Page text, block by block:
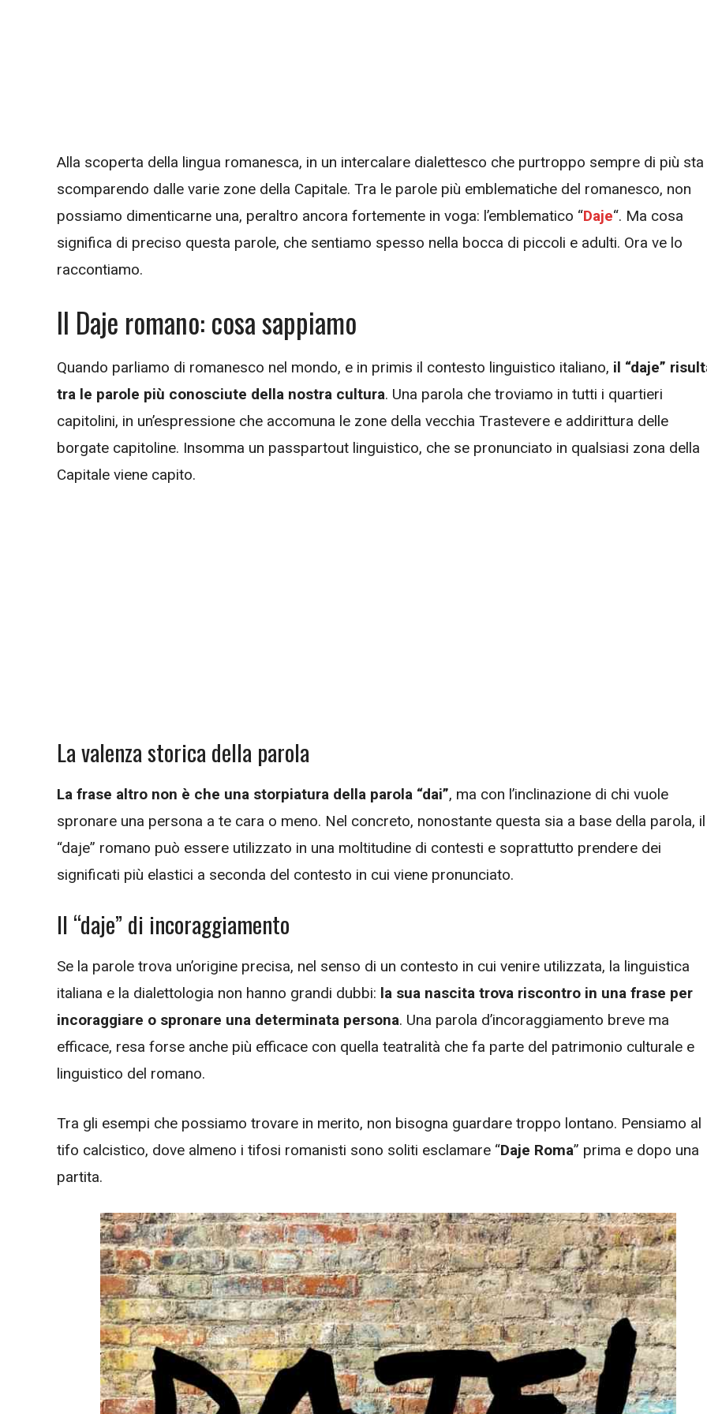
Alla scoperta della lingua romanesca, in un intercalare dialettesco che purtroppo sempre di più sta
scomparendo dalle varie zone della Capitale. Tra le parole più emblematiche del romanesco, non
possiamo dimenticarne una, peraltro ancora fortemente in voga: l’emblematico “Daje“. Ma cosa
significa di preciso questa parole, che sentiamo spesso nella bocca di piccoli e adulti. Ora ve lo
raccontiamo.
Il Daje romano: cosa sappiamo
Quando parliamo di romanesco nel mondo, e in primis il contesto linguistico italiano, il “daje”
tra le parole più conosciute della nostra cultura. Una parola che troviamo in tutti i quartieri
capitolini, in un’espressione che accomuna le zone della vecchia Trastevere e addirittura delle
borgate capitoline. Insomma un passpartout linguistico, che se pronunciato in qualsiasi zona della
Capitale viene capito.
La valenza storica della parola
La frase altro non è che una storpiatura della parola “dai”, ma con l’inclinazione di chi vuole
spronare una persona a te cara o meno. Nel concreto, nonostante questa sia a base della parola, il
“daje” romano può essere utilizzato in una moltitudine di contesti e soprattutto prendere dei
significati più elastici a seconda del contesto in cui viene pronunciato.
Il “daje” di incoraggiamento
Se la parole trova un’origine precisa, nel senso di un contesto in cui venire utilizzata, la linguistica
italiana e la dialettologia non hanno grandi dubbi: la sua nascita trova riscontro in una frase per
incoraggiare o spronare una determinata persona. Una parola d’incoraggiamento breve ma
efficace, resa forse anche più efficace con quella teatralità che fa parte del patrimonio culturale e
linguistico del romano.
Tra gli esempi che possiamo trovare in merito, non bisogna guardare troppo lontano. Pensiamo al
tifo calcistico, dove almeno i tifosi romanisti sono soliti esclamare “Daje Roma” prima e dopo una
partita.